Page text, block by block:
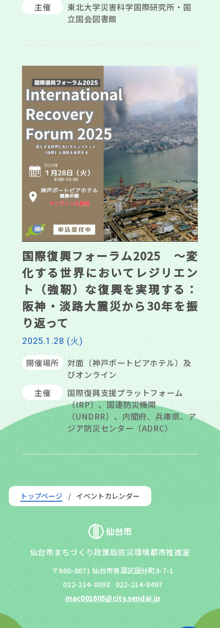
主催
東北大学災害科学国際研究所・国
立国会図書館
国際復興フォーラム2025 ～変
化する世界においてレジリエン
ト（強靭）な復興を実現する：
阪神・淡路大震災から30年を振
り返って
2025.1.28 (火)
開催場所
対面（神戸ポートピアホテル）及
びオンライン
主催
国際復興支援プラットフォーム
（IRP）、国連防災機関
（UNDRR）、内閣府、兵庫県、ア
ジア防災センター（ADRC）
トップページ イベントカレンダー
仙台市まちづくり政策局防災環境都市推進室
〒980-8671 仙台市青葉区国分町3-7-1
022-214-8098 022-214-8497
mac001605@city.sendai.jp